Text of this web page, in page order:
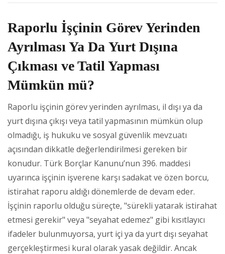
Raporlu İşçinin Görev Yerinden
Ayrılması Ya Da Yurt Dışına
Çıkması ve Tatil Yapması
Mümkün mü?
Raporlu işçinin görev yerinden ayrılması, il dışı ya da
yurt dışına çıkışı veya tatil yapmasının mümkün olup
olmadığı, iş hukuku ve sosyal güvenlik mevzuatı
açısından dikkatle değerlendirilmesi gereken bir
konudur. Türk Borçlar Kanunu’nun 396. maddesi
uyarınca işçinin işverene karşı sadakat ve özen borcu,
istirahat raporu aldığı dönemlerde de devam eder.
İşçinin raporlu olduğu süreçte, "sürekli yatarak istirahat
etmesi gerekir" veya "seyahat edemez" gibi kısıtlayıcı
ifadeler bulunmuyorsa, yurt içi ya da yurt dışı seyahat
gerçekleştirmesi kural olarak yasak değildir. Ancak